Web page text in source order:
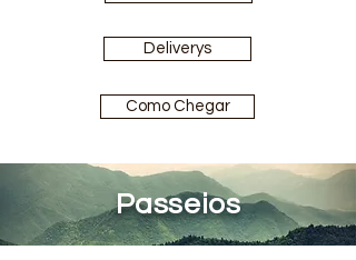
Deliverys
Como Chegar
Passeios